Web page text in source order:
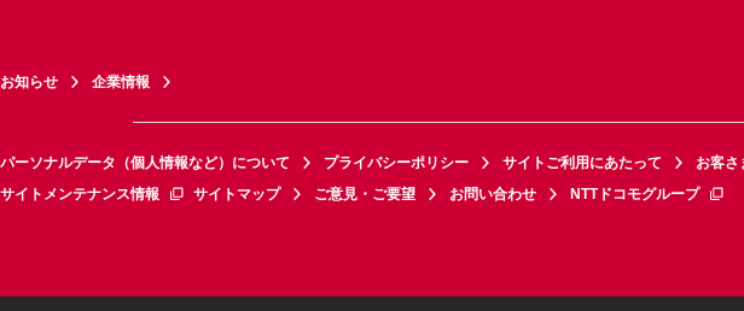
お知らせ 企業情報
パーソナルデータ（個人情報など）について プライバシーポリシー サイトご利用にあたって お客さ
サイトメンテナンス情報
サイトマップ ご意見・ご要望 お問い合わせ NTTドコモグループ